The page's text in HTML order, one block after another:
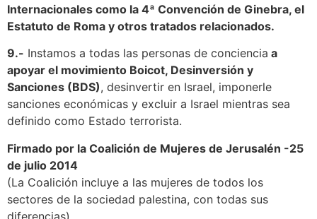
Internacionales como la 4ª Convención de Ginebra, el
Estatuto de Roma y otros tratados relacionados.
9.- Instamos a todas las personas de conciencia a
apoyar el movimiento Boicot, Desinversión y
Sanciones (BDS), desinvertir en Israel, imponerle
sanciones económicas y excluir a Israel mientras sea
definido como Estado terrorista.
Firmado por la Coalición de Mujeres de Jerusalén -25
de julio 2014
(La Coalición incluye a las mujeres de todos los
sectores de la sociedad palestina, con todas sus
diferencias)